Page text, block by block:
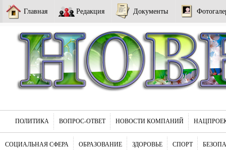
Главная Редакция Документы
ПОЛИТИКА ВОПРОС-ОТВЕТ НОВОСТИ КОМПАНИЙ
СОЦИАЛЬНАЯ СФЕРА ОБРАЗОВАНИЕ ЗДОРОВЬЕ СПОРТ